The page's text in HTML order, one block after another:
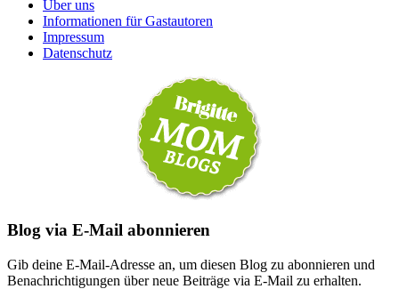
Über uns
Informationen für Gastautoren
Impressum
Datenschutz
Blog via E-Mail abonnieren
Gib deine E-Mail-Adresse an, um diesen Blog zu abonnieren und
Benachrichtigungen über neue Beiträge via E-Mail zu erhalten.